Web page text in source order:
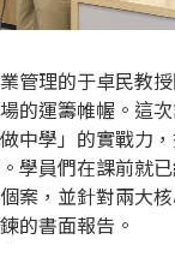
管理的于卓民教
的運籌帷幄。這
中學」的實戰力
學員們在課前就已
案，並針對兩大
的書面報告。